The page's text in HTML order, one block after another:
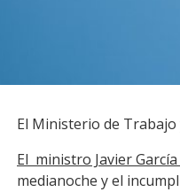
Facebook
El Ministerio de Trabajo
El ministro Javier
medianoche y el